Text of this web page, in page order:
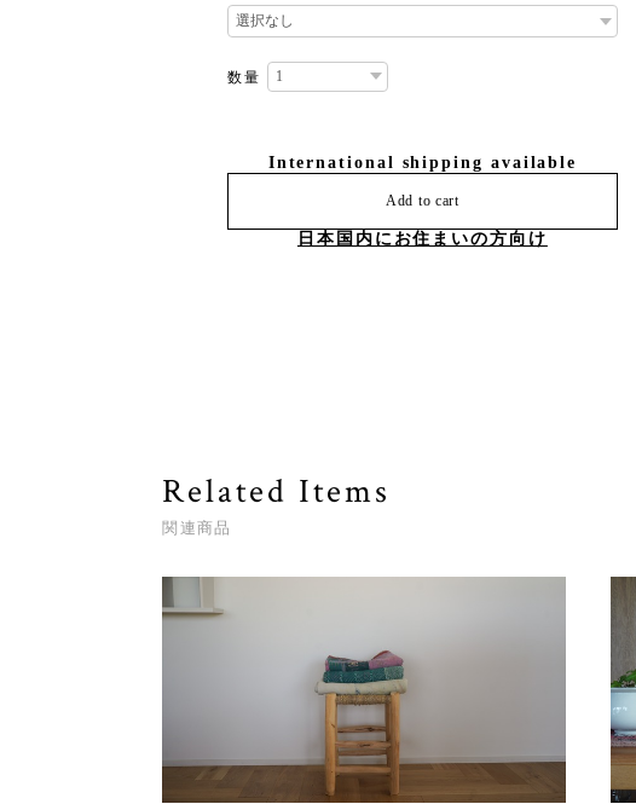
数量
International shipping available
Add to cart
日本国内にお住まいの方向け
Related Items
関連商品